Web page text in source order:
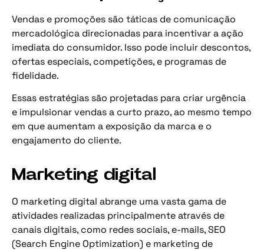
Vendas e promoções são táticas de comunicação
mercadológica direcionadas para incentivar a ação
imediata do consumidor. Isso pode incluir descontos,
ofertas especiais, competições, e programas de
fidelidade.
Essas estratégias são projetadas para criar urgência
e impulsionar vendas a curto prazo, ao mesmo tempo
em que aumentam a exposição da marca e o
engajamento do cliente.
Marketing digital
O marketing digital abrange uma vasta gama de
atividades realizadas principalmente através de
canais digitais, como redes sociais, e-mails, SEO
(Search Engine Optimization) e marketing de